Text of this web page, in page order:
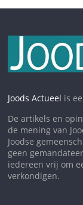
Joods Actueel is
De artikels en
de mening van
Joodse
geen
iedereen vrij om
verkondigen.